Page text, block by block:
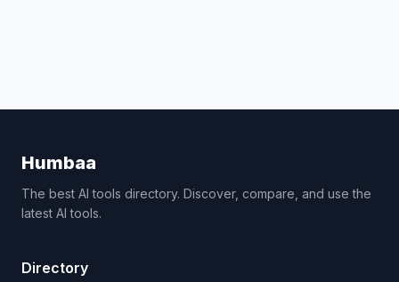
Humbaa
The best AI tools directory. Discover, compare, and use the
latest AI tools.
Directory